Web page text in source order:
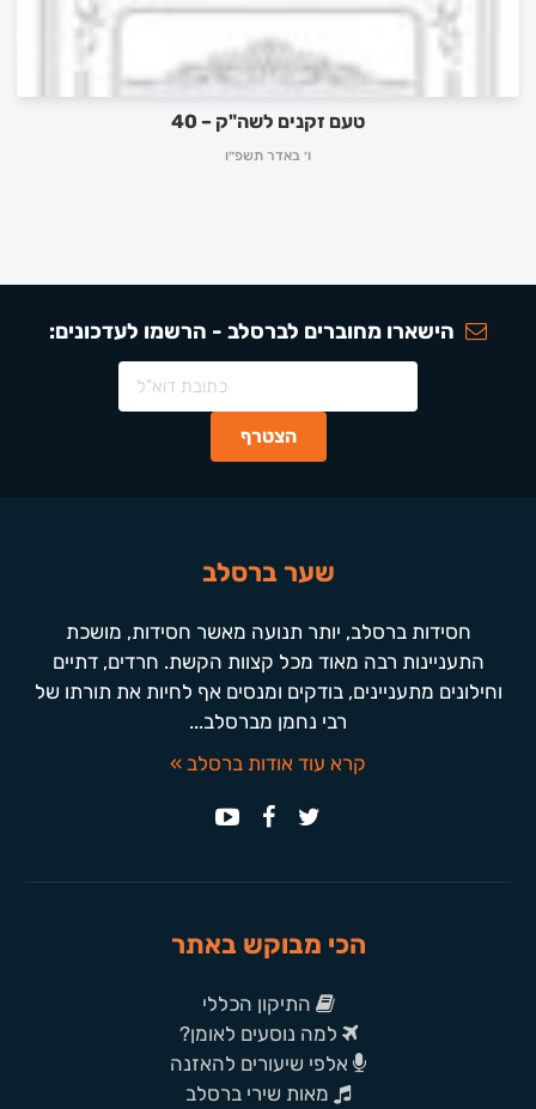
טעם זקנים לשה"ק – 40
ו׳ באדר תשפ״ו
הישארו מחוברים לברסלב - הרשמו לעדכונים:
שער ברסלב
חסידות ברסלב, יותר תנועה מאשר חסידות, מושכת
התעניינות רבה מאוד מכל קצוות הקשת. חרדים, דתיים
וחילונים מתעניינים, בודקים ומנסים אף לחיות את תורתו של
רבי נחמן מברסלב...
קרא עוד אודות ברסלב »
הכי מבוקש באתר
התיקון הכללי
למה נוסעים לאומן?
אלפי שיעורים להאזנה
מאות שירי ברסלב